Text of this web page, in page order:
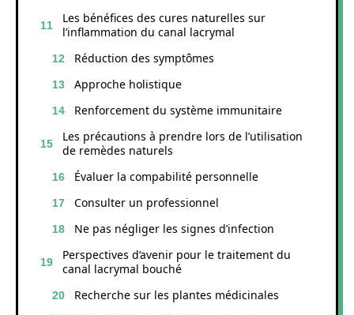
Les bénéfices des cures naturelles sur
l’inflammation du canal lacrymal
Réduction des symptômes
Approche holistique
Renforcement du système immunitaire
Les précautions à prendre lors de l’utilisation
de remèdes naturels
Évaluer la compabilité personnelle
Consulter un professionnel
Ne pas négliger les signes d’infection
Perspectives d’avenir pour le traitement du
canal lacrymal bouché
Recherche sur les plantes médicinales